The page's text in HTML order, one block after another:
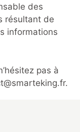
des
résultant de
informations
pas à
.